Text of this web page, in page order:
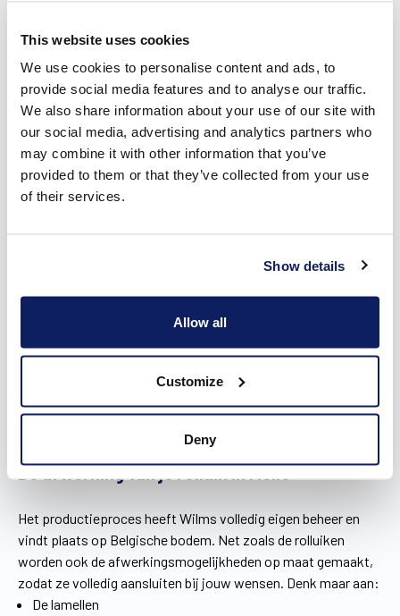
This website uses cookies
We use cookies to personalise content and ads, to
provide social media features and to analyse our traffic.
We also share information about your use of our site with
our social media, advertising and analytics partners who
may combine it with other information that you’ve
provided to them or that they’ve collected from your use
of their services.
Show details
Allow all
Customize
Deny
goed over na. Je wil het product ongetwijfeld eerst eens zien
en uittesten. Het kan in ons Experience Center of bij de
Wilms-dealers. Maar voor je naar de showroom gaat, is het
een goed idee om al eens in onze inspiratiebrochure te
duiken. Je leest er alles over onze drie soorten rolluiken, de
bedieningsmogelijkheden, kleuren en materialen. Laat je op
voorhand inspireren door alle mogelijkheden voor je rolluiken
De afwerking van je rolluik in Melle
Het productieproces heeft Wilms volledig eigen beheer en
vindt plaats op Belgische bodem. Net zoals de rolluiken
worden ook de afwerkingsmogelijkheden op maat gemaakt,
zodat ze volledig aansluiten bij jouw wensen. Denk maar aan:
De lamellen